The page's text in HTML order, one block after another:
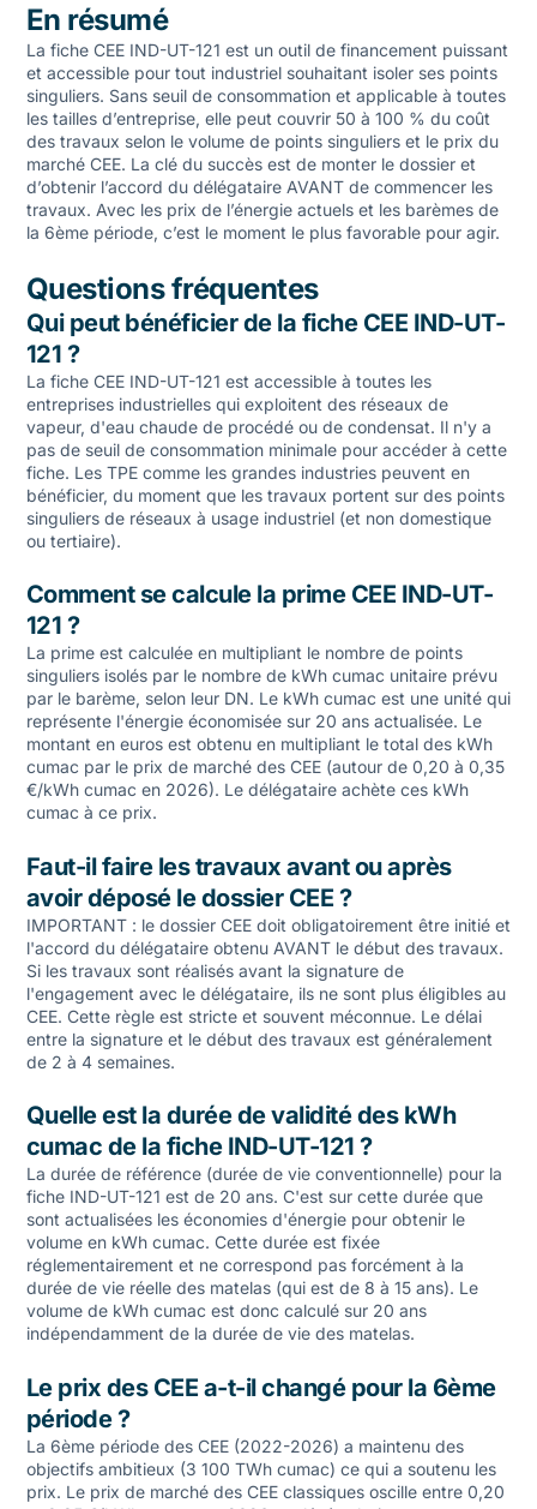
En résumé
La fiche CEE IND-UT-121 est un outil de financement puissant
et accessible pour tout industriel souhaitant isoler ses points
singuliers. Sans seuil de consommation et applicable à toutes
les tailles d’entreprise, elle peut couvrir 50 à 100 % du coût
des travaux selon le volume de points singuliers et le prix du
marché CEE. La clé du succès est de monter le dossier et
d’obtenir l’accord du délégataire AVANT de commencer les
travaux. Avec les prix de l’énergie actuels et les barèmes de
la 6ème période, c’est le moment le plus favorable pour agir.
Questions fréquentes
Qui peut bénéficier de la fiche CEE IND-UT-
121 ?
La fiche CEE IND-UT-121 est accessible à toutes les
entreprises industrielles qui exploitent des réseaux de
vapeur, d'eau chaude de procédé ou de condensat. Il n'y a
pas de seuil de consommation minimale pour accéder à cette
fiche. Les TPE comme les grandes industries peuvent en
bénéficier, du moment que les travaux portent sur des points
singuliers de réseaux à usage industriel (et non domestique
ou tertiaire).
Comment se calcule la prime CEE IND-UT-
121 ?
La prime est calculée en multipliant le nombre de points
singuliers isolés par le nombre de kWh cumac unitaire prévu
par le barème, selon leur DN. Le kWh cumac est une unité qui
représente l'énergie économisée sur 20 ans actualisée. Le
montant en euros est obtenu en multipliant le total des kWh
cumac par le prix de marché des CEE (autour de 0,20 à 0,35
€/kWh cumac en 2026). Le délégataire achète ces kWh
cumac à ce prix.
Faut-il faire les travaux avant ou après
avoir déposé le dossier CEE ?
IMPORTANT : le dossier CEE doit obligatoirement être initié et
l'accord du délégataire obtenu AVANT le début des travaux.
Si les travaux sont réalisés avant la signature de
l'engagement avec le délégataire, ils ne sont plus éligibles au
CEE. Cette règle est stricte et souvent méconnue. Le délai
entre la signature et le début des travaux est généralement
de 2 à 4 semaines.
Quelle est la durée de validité des kWh
cumac de la fiche IND-UT-121 ?
La durée de référence (durée de vie conventionnelle) pour la
fiche IND-UT-121 est de 20 ans. C'est sur cette durée que
sont actualisées les économies d'énergie pour obtenir le
volume en kWh cumac. Cette durée est fixée
réglementairement et ne correspond pas forcément à la
durée de vie réelle des matelas (qui est de 8 à 15 ans). Le
volume de kWh cumac est donc calculé sur 20 ans
indépendamment de la durée de vie des matelas.
Le prix des CEE a-t-il changé pour la 6ème
période ?
La 6ème période des CEE (2022-2026) a maintenu des
objectifs ambitieux (3 100 TWh cumac) ce qui a soutenu les
prix. Le prix de marché des CEE classiques oscille entre 0,20